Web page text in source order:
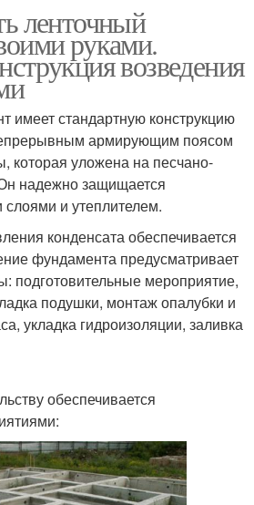
ленточный
руками.
возведения
имеет стандартную конструкцию
армирующим поясом
которая уложена на песчано-
надежно защищается
и утеплителем.
конденсата обеспечивается
фундамента предусматривает
подготовительные мероприятие,
подушки, монтаж опалубки и
укладка гидроизоляции, заливка
обеспечивается